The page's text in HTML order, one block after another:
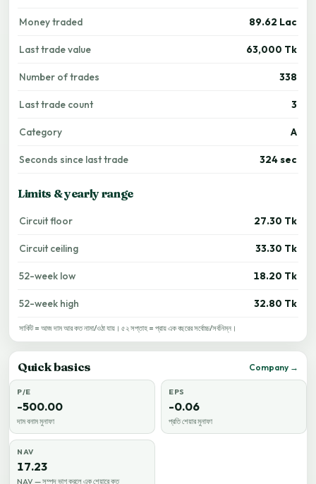
Money traded 89.62 Lac
Last trade value 63,000 Tk
Number of trades 338
Last trade count 3
Category A
Seconds since last trade 324 sec
Limits & yearly range
Circuit floor 27.30 Tk
Circuit ceiling 33.30 Tk
52-week low 18.20 Tk
52-week high 32.80 Tk
সার্কিট = আজ দাম আর কত নামা/ওঠা যায়। ৫২ সপ্তাহ = প্রায় এক বছরের সর্বোচ্চ/সর্বনিম্ন।
Quick basics Company →
P/E
-500.00
দাম বনাম মুনাফা
EPS
-0.06
প্রতি শেয়ার মুনাফা
NAV
17.23
NAV — সম্পদ ভাগ করলে এক শেয়ারে কত